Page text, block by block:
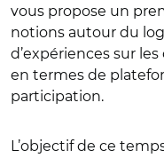
vous propose un
notions autour du
d’expériences sur
en termes de
participation.
L’objectif de ce